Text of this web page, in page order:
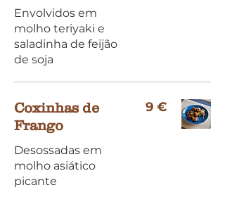
Envolvidos em
molho teriyaki e
saladinha de feijão
de soja
Coxinhas de
Frango
Desossadas em
molho asiático
picante
9 €